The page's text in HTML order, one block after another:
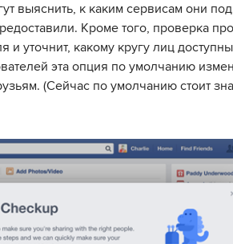
выяснить, к каким сервисам они
Кроме того, проверка
и уточнит, какому кругу лиц
эта опция по умолчанию
(Сейчас по умолчанию стоит